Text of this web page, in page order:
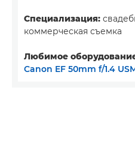
Специализация:
коммерческая съемка
Любимое
Canon EF 50mm f/1.4